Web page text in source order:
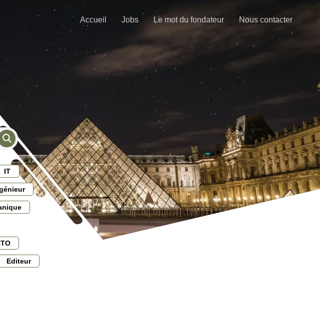
Accueil Jobs Le mot du fondateur Nous contacter
IT
Editeur